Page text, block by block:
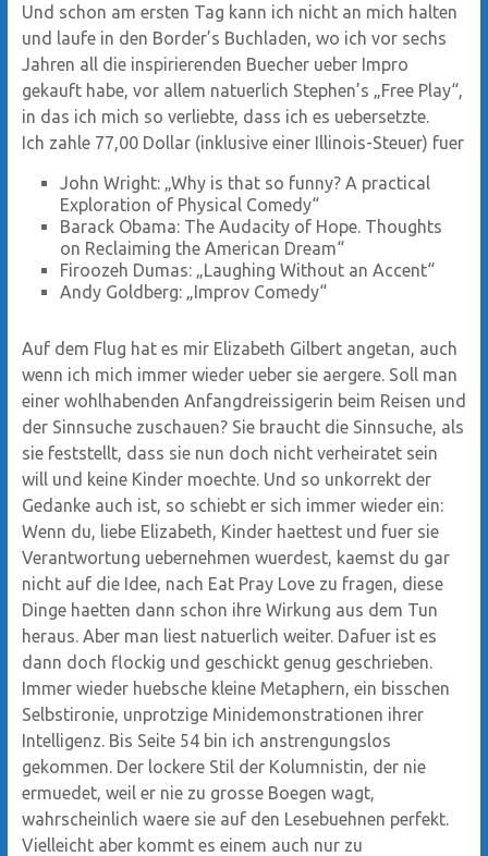
Und schon am ersten Tag kann ich nicht an mich halten
und laufe in den Border’s Buchladen, wo ich vor sechs
Jahren all die inspirierenden Buecher ueber Impro
gekauft habe, vor allem natuerlich Stephen’s „Free Play“,
in das ich mich so verliebte, dass ich es uebersetzte.
Ich zahle 77,00 Dollar (inklusive einer Illinois-Steuer) fuer
John Wright: „Why is that so funny? A practical
Exploration of Physical Comedy“
Barack Obama: The Audacity of Hope. Thoughts
on Reclaiming the American Dream“
Firoozeh Dumas: „Laughing Without an Accent“
Andy Goldberg: „Improv Comedy“
Auf dem Flug hat es mir Elizabeth Gilbert angetan, auch
wenn ich mich immer wieder ueber sie aergere. Soll man
einer wohlhabenden Anfangdreissigerin beim Reisen und
der Sinnsuche zuschauen? Sie braucht die Sinnsuche, als
sie feststellt, dass sie nun doch nicht verheiratet sein
will und keine Kinder moechte. Und so unkorrekt der
Gedanke auch ist, so schiebt er sich immer wieder ein:
Wenn du, liebe Elizabeth, Kinder haettest und fuer sie
Verantwortung uebernehmen wuerdest, kaemst du gar
nicht auf die Idee, nach Eat Pray Love zu fragen, diese
Dinge haetten dann schon ihre Wirkung aus dem Tun
heraus. Aber man liest natuerlich weiter. Dafuer ist es
dann doch flockig und geschickt genug geschrieben.
Immer wieder huebsche kleine Metaphern, ein bisschen
Selbstironie, unprotzige Minidemonstrationen ihrer
Intelligenz. Bis Seite 54 bin ich anstrengungslos
gekommen. Der lockere Stil der Kolumnistin, der nie
ermuedet, weil er nie zu grosse Boegen wagt,
wahrscheinlich waere sie auf den Lesebuehnen perfekt.
Vielleicht aber kommt es einem auch nur zu